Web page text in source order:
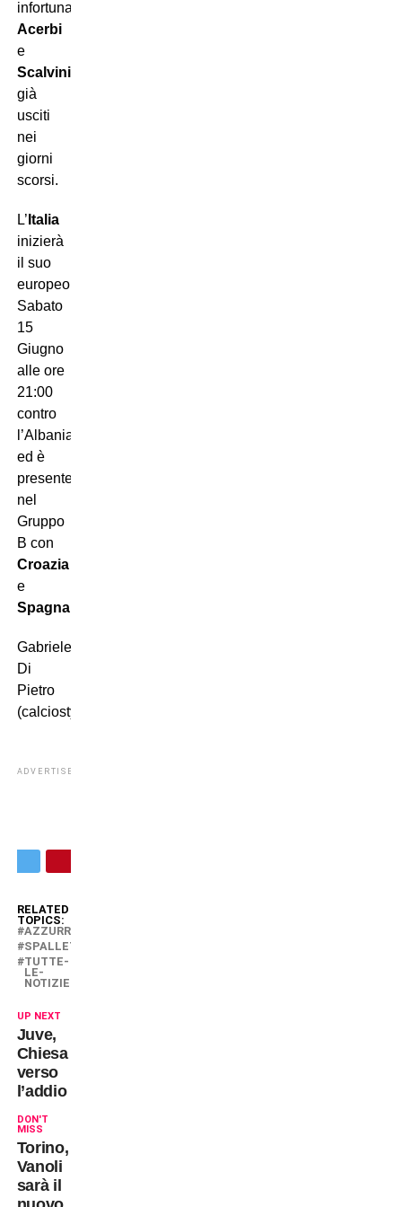
infortunati
Acerbi
e
Scalvini,
già
usciti
nei
giorni
scorsi.
L’ Italia
inizierà
il suo
europeo,
Sabato
15
Giugno
alle ore
21:00
contro
l’Albania
ed è
presente
nel
Gruppo
B con
Croazia
e
Spagna.
Gabriele
Di
Pietro
(calciostyle)
ADVERTISEMENT
RELATED
TOPICS:
AZZURRI
SPALLETTI
TUTTE-
LE-
NOTIZIE
UP NEXT
Juve,
Chiesa
verso
l’addio
DON'T
MISS
Torino,
Vanoli
sarà il